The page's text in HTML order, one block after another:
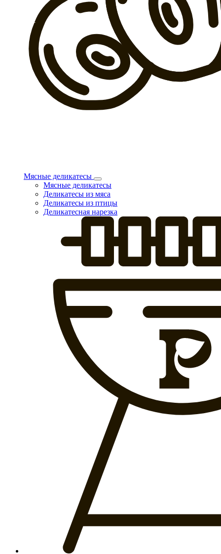
Мясные деликатесы
Мясные деликатесы
Деликатесы из мяса
Деликатесы из птицы
Деликатесная нарезка